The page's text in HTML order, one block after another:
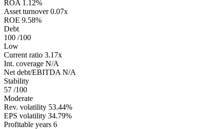
ROA 1.12%
Asset turnover 0.07x
ROE 9.58%
Debt
100 /100
Low
Current ratio 3.17x
Int. coverage N/A
Net debt/EBITDA N/A
Stability
57 /100
Moderate
Rev. volatility 53.44%
EPS volatility 34.79%
Profitable years 6